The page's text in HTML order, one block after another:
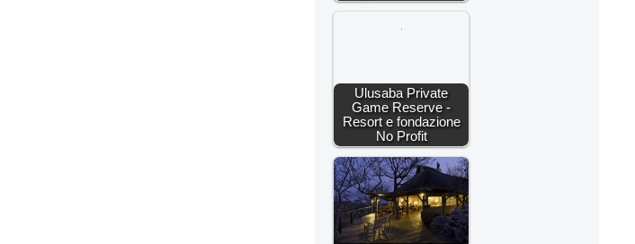
Ulusaba Private
Game Reserve -
Resort e fondazione
No Profit